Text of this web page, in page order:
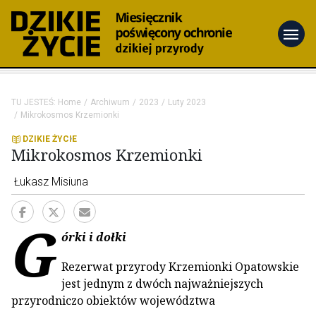
menu
TU JESTEŚ: Home Archiwum 2023
Luty 2023
Mikrokosmos Krzemionki
DZIKIE ŻYCIE
Mikrokosmos Krzemionki
Łukasz Misiuna
G órki i dołki
Rezerwat przyrody Krzemionki Opatowskie
jest jednym z dwóch najważniejszych
przyrodniczo obiektów województwa